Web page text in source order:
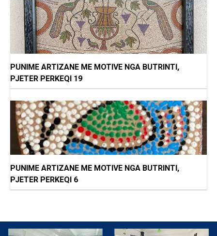
PUNIME ARTIZANE ME MOTIVE NGA BUTRINTI,
PJETER PERKEQI 19
PUNIME ARTIZANE ME MOTIVE NGA BUTRINTI,
PJETER PERKEQI 6